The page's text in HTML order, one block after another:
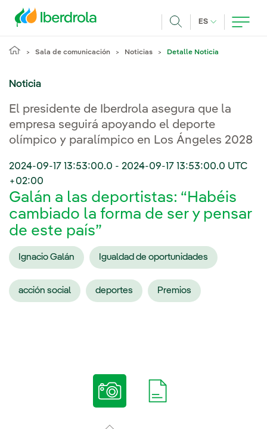
ES IDIOMA
Sala de comunicación Noticias Detalle Noticia
Noticia
El presidente de Iberdrola asegura que la
empresa seguirá apoyando el deporte
olímpico y paralímpico en Los Ángeles 2028
2024-09-17 13:53:00.0 - 2024-09-17 13:53:00.0 UTC
+02:00
Galán a las deportistas: “Habéis
cambiado la forma de ser y pensar
de este país”
Ignacio Galán Igualdad de oportunidades
acción social deportes Premios